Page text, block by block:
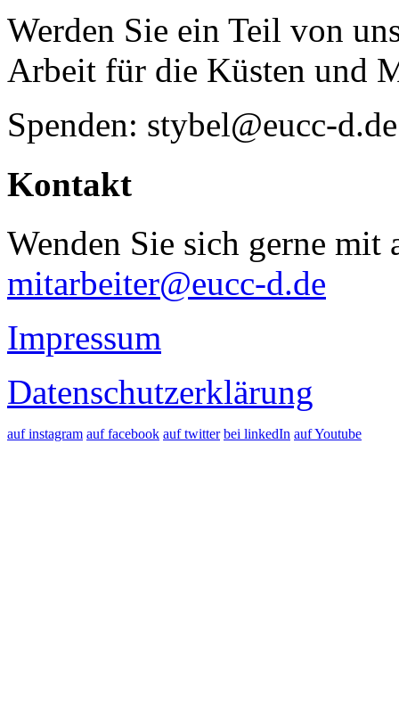
Werden Sie ein Teil von
Arbeit für die Küsten und
Spenden: stybel@eucc-d.de
Kontakt
Wenden Sie sich gerne mit
mitarbeiter@eucc-d.de
Impressum
Datenschutzerklärung
auf instagram auf facebook auf twitter bei linkedIn auf Youtube